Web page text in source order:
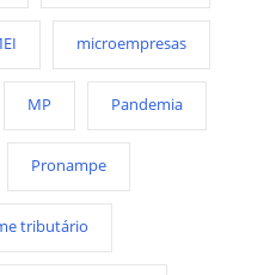
microempresas
MP Pandemia
Pronampe
tributário